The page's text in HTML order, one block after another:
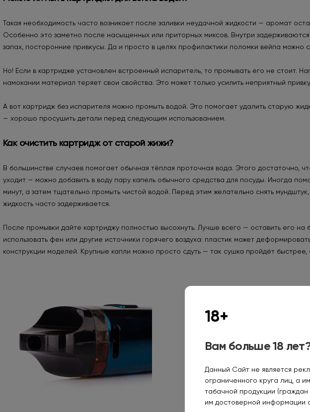
Такая необходимость часто возникает после заливки неудачной жидкости — аромат
Особенно это заметно после насыщенных или приторных миксов. Внутри
запах, посторонние привкусы. Да и просто в целях профилактики поломки вейпа можно
Но! Если в картридже установлен встроенный испаритель, то промывать его не стоит.
намокании материал теряет свои свойства. Это может только усилить неприятный
А вот картридж без испарителя можно промыть водой. Это помогает удалить старую
— хорошо просушить детали перед следующим использованием.
Как очистить картридж от старой жижи?
В большинстве случаев помогает обычная тёплая проточная вода. Этого достаточно,
уходит — можно добавить в воду пару капель обычного средства для посуды. Иногда
минут, а затем тщательно промыть чистой водой. Перед этим желательно снять
жидкость часто задерживается.
После промывки дайте картриджу полностью высохнуть. Лучше всего — оставить его
использовать фен или другие источники горячего воздуха: пластик может
конструкции моделей. Крупные капли можно просто сдуть — так сушка пройдёт быстрее,
18+
Вам больше 18
Данный Сайт не является
ограниченного круга лиц, а
табачной продукции
им достоверной информации